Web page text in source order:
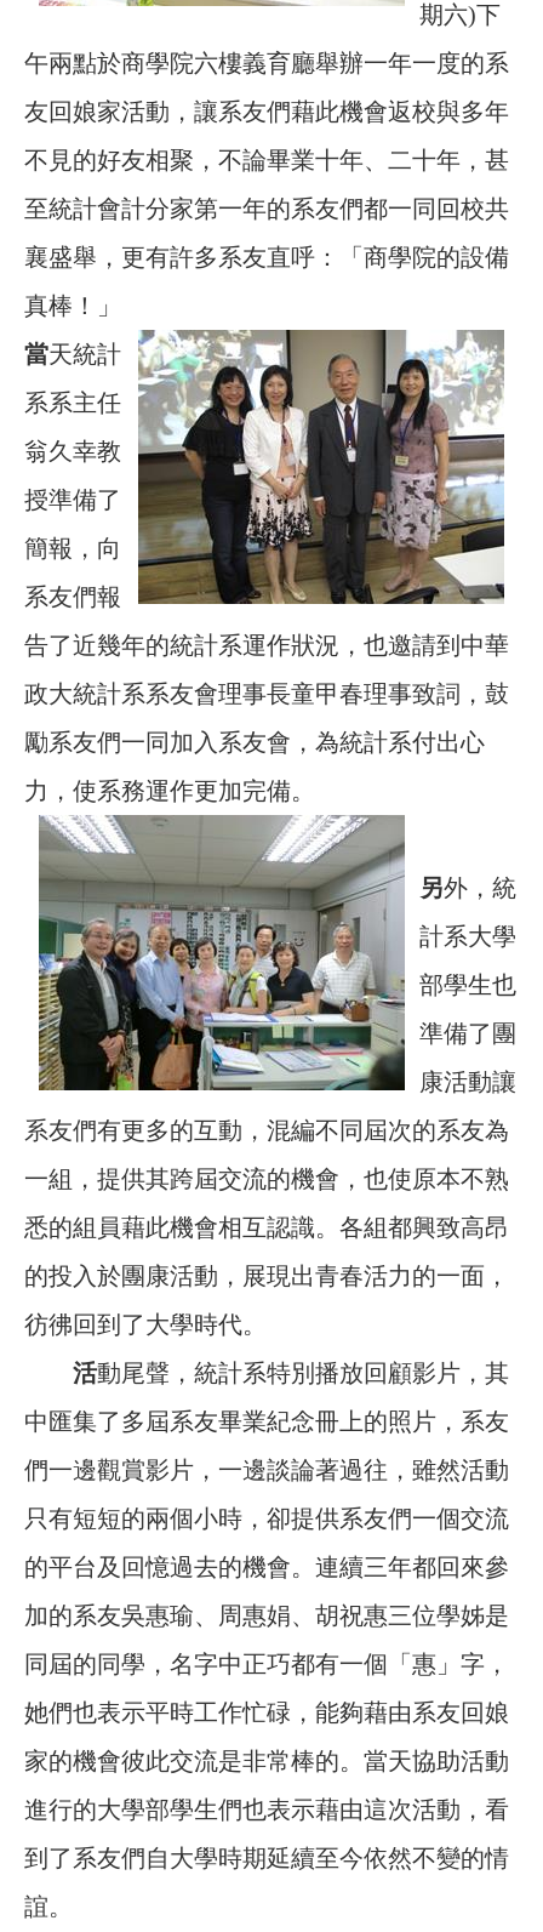
期六)下
午兩點於商學院六樓義育廳舉辦一年一度的系
友回娘家活動，讓系友們藉此機會返校與多年
不見的好友相聚，不論畢業十年、二十年，甚
至統計會計分家第一年的系友們都一同回校共
襄盛舉，更有許多系友直呼：「商學院的設備
真棒！」
當天統計
系系主任
翁久幸教
授準備了
簡報，向
系友們報
告了近幾年的統計系運作狀況，也邀請到中華
政大統計系系友會理事長童甲春理事致詞，鼓
勵系友們一同加入系友會，為統計系付出心
力，使系務運作更加完備。
另外，統
計系大學
部學生也
準備了團
康活動讓
系友們有更多的互動，混編不同屆次的系友為
一組，提供其跨屆交流的機會，也使原本不熟
悉的組員藉此機會相互認識。各組都興致高昂
的投入於團康活動，展現出青春活力的一面，
彷彿回到了大學時代。
活動尾聲，統計系特別播放回顧影片，其
中匯集了多屆系友畢業紀念冊上的照片，系友
們一邊觀賞影片，一邊談論著過往，雖然活動
只有短短的兩個小時，卻提供系友們一個交流
的平台及回憶過去的機會。連續三年都回來參
加的系友吳惠瑜、周惠娟、胡祝惠三位學姊是
同屆的同學，名字中正巧都有一個「惠」字，
她們也表示平時工作忙碌，能夠藉由系友回娘
家的機會彼此交流是非常棒的。當天協助活動
進行的大學部學生們也表示藉由這次活動，看
到了系友們自大學時期延續至今依然不變的情
誼。